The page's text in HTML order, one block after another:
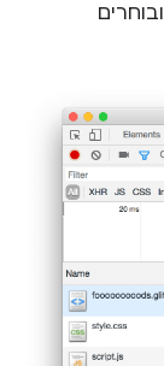
ובוחרים